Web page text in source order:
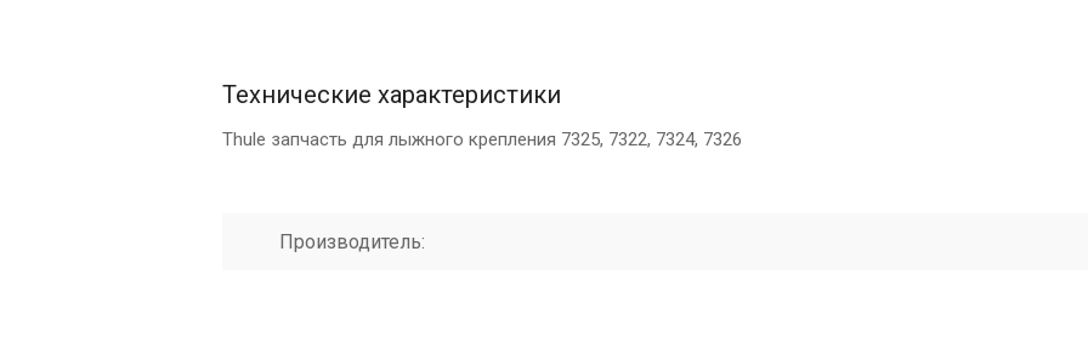
Технические характеристики
Thule запчасть для лыжного крепления 7325, 7322, 7324, 7326
Производитель: